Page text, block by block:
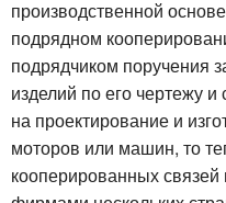
производственной
подрядном
подрядчиком поручения
изделий по его чертежу
на проектирование и
моторов или машин, то
кооперированных